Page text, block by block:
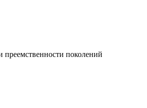
преемственности поколений